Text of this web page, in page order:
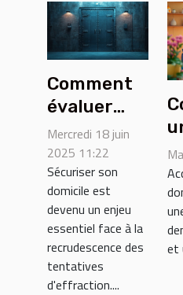
Comment
évaluer
l'efficacité
du
blindage de
porte pour
votre
sécurité
Mercredi 18 juin
2025 11:22
Sécuriser son
domicile est
devenu un enjeu
essentiel face à la
recrudescence des
tentatives
d'effraction....
et